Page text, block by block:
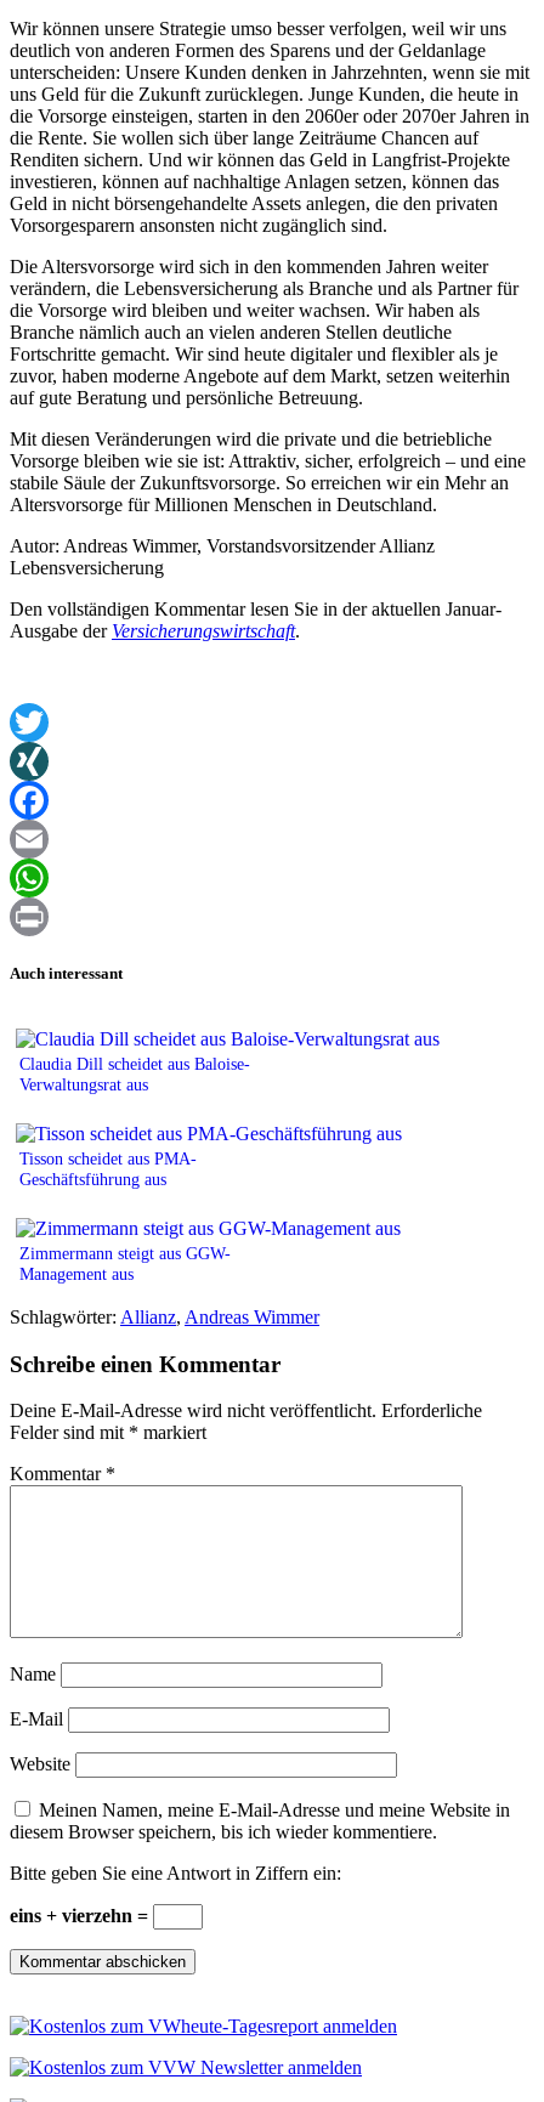
Wir können unsere Strategie umso besser verfolgen, weil wir uns
deutlich von anderen Formen des Sparens und der Geldanlage
unterscheiden: Unsere Kunden denken in Jahrzehnten, wenn sie mit
uns Geld für die Zukunft zurücklegen. Junge Kunden, die heute in
die Vorsorge einsteigen, starten in den 2060er oder 2070er Jahren in
die Rente. Sie wollen sich über lange Zeiträume Chancen auf
Renditen sichern. Und wir können das Geld in Langfrist-Projekte
investieren, können auf nachhaltige Anlagen setzen, können das
Geld in nicht börsengehandelte Assets anlegen, die den privaten
Vorsorgesparern ansonsten nicht zugänglich sind.
Die Altersvorsorge wird sich in den kommenden Jahren weiter
verändern, die Lebensversicherung als Branche und als Partner für
die Vorsorge wird bleiben und weiter wachsen. Wir haben als
Branche nämlich auch an vielen anderen Stellen deutliche
Fortschritte gemacht. Wir sind heute digitaler und flexibler als je
zuvor, haben moderne Angebote auf dem Markt, setzen weiterhin
auf gute Beratung und persönliche Betreuung.
Mit diesen Veränderungen wird die private und die betriebliche
Vorsorge bleiben wie sie ist: Attraktiv, sicher, erfolgreich – und eine
stabile Säule der Zukunftsvorsorge. So erreichen wir ein Mehr an
Altersvorsorge für Millionen Menschen in Deutschland.
Autor: Andreas Wimmer, Vorstandsvorsitzender Allianz
Lebensversicherung
Den vollständigen Kommentar lesen Sie in der aktuellen Januar-
Ausgabe der Versicherungswirtschaft.
Twitter
XING
Facebook
Email
WhatsApp
Auch interessant
Claudia Dill scheidet aus Baloise-
Verwaltungsrat aus
Tisson scheidet aus PMA-
Geschäftsführung aus
Zimmermann steigt aus GGW-
Management aus
Schlagwörter: Allianz, Andreas Wimmer
Schreibe einen Kommentar
Deine E-Mail-Adresse wird nicht veröffentlicht. Erforderliche
Felder sind mit * markiert
Kommentar *
Name
E-Mail
Website
Meinen Namen, meine E-Mail-Adresse und meine Website in
diesem Browser speichern, bis ich wieder kommentiere.
Bitte geben Sie eine Antwort in Ziffern ein:
eins + vierzehn =